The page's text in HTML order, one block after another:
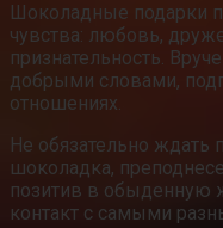
Шоколадные подарки
чувства: любовь,
признательность.
добрыми словами,
отношениях.
Не обязательно ждать
шоколадка,
позитив в обыденную
контакт с самыми